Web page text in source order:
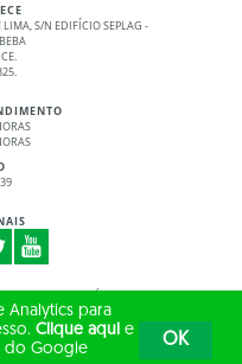
S/N EDIFÍCIO SEPLAG -
DO CEARÁ
Analytics para
Clique aqui e
do Google
OK